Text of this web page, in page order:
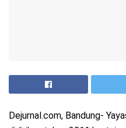
Dejurnal.com, Bandung-